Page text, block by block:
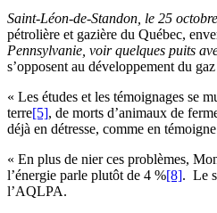
Saint-Léon-de-Standon, le 25
pétrolière et gazière du Québec,
Pennsylvanie, voir quelques puits
s’opposent au développement du
« Les études et les témoignages se
terre[5], de morts d’animaux de
déjà en détresse, comme en
« En plus de nier ces problèmes,
l’énergie parle plutôt de 4 %[8]. Le
l’AQLPA.